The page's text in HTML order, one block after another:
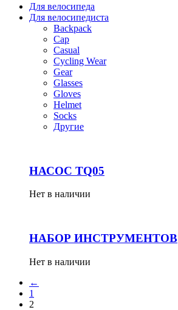
Для велосипеда
Для велосипедиста
Backpack
Cap
Casual
Cycling Wear
Gear
Glasses
Gloves
Helmet
Socks
Другие
НАСОС TQ05
Нет в наличии
НАБОР ИНСТРУМЕНТОВ
Нет в наличии
←
1
2